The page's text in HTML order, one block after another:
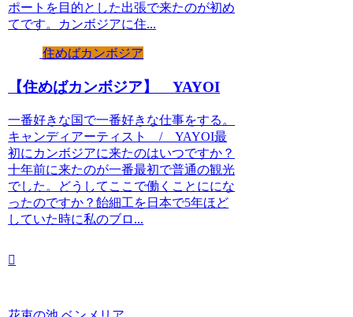
ポートを目的とした出張で来たのが初め
てです。カンボジアに住...
住めばカンボジア
【住めばカンボジア】 YAYOI
一番好きな国で一番好きな仕事をする。
キャンディアーティスト / YAYOI最
初にカンボジアに来たのはいつですか？
十年前に来たのが一番最初で普通の観光
でした。どうしてここで働くことににな
ったのですか？飴細工を日本で5年ほど
していた時に私のブロ...